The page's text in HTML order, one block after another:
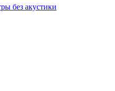
без акустики